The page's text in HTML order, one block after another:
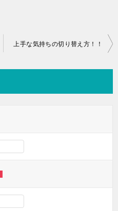
上手な気持ちの切り替え方！！